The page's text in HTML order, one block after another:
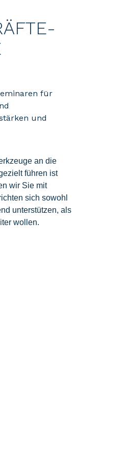
für
und
an die
führen ist
wir Sie mit
sich sowohl
unterstützen, als
wollen.